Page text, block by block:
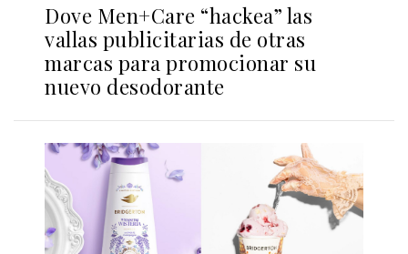
Dove Men+Care “hackea” las
vallas publicitarias de otras
marcas para promocionar su
nuevo desodorante